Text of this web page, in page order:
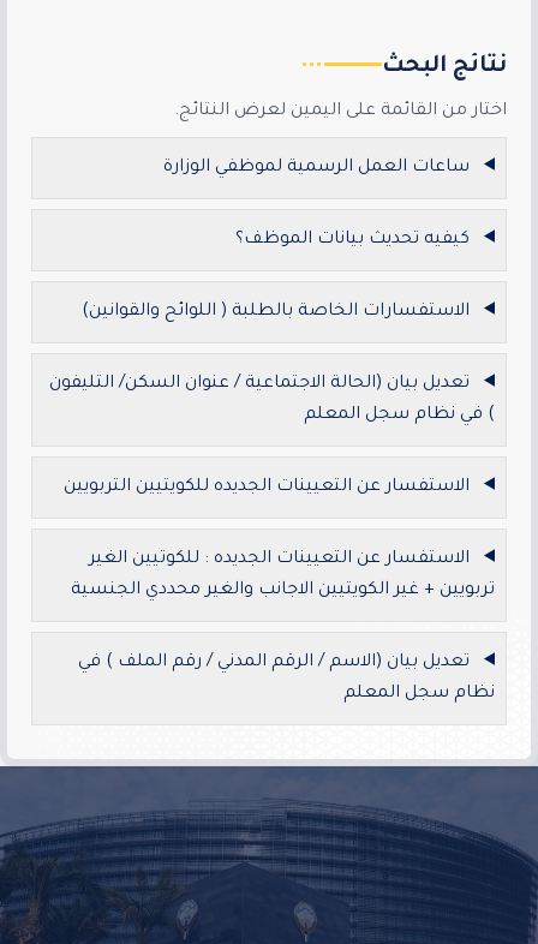
نتائج البحث
اختار من القائمة على اليمين لعرض النتائج.
ساعات العمل الرسمية لموظفي الوزارة
كيفيه تحديث بيانات الموظف؟
الاستفسارات الخاصة بالطلبة ( اللوائح والقوانين)
تعديل بيان (الحالة الاجتماعية / عنوان السكن/ التليفون
) في نظام سجل المعلم
الاستفسار عن التعيينات الجديده للكويتيين التربويين
الاستفسار عن التعيينات الجديده : للكوتيين الغير
تربويين + غير الكويتيين الاجانب والغير محددي الجنسية
تعديل بيان (الاسم / الرقم المدني / رقم الملف ) في
نظام سجل المعلم